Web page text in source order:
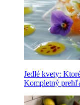
Jedlé kvety:
Kompletný